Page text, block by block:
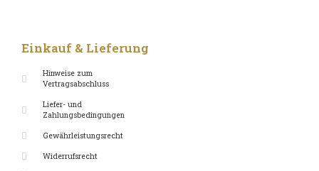
Einkauf & Lieferung
Hinweise zum
Vertragsabschluss
Liefer- und
Zahlungsbedingungen
Gewährleistungsrecht
Widerrufsrecht